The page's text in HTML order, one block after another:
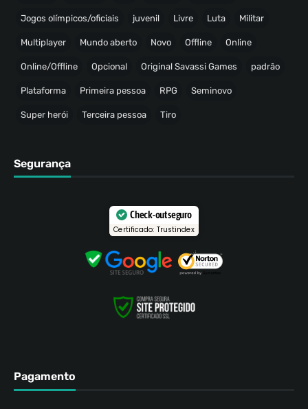
Jogos olímpicos/oficiais juvenil Livre Luta Militar
Multiplayer Mundo aberto Novo Offline Online
Online/Offline Opcional Original Savassi Games padrão
Plataforma Primeira pessoa RPG Seminovo
Super herói Terceira pessoa Tiro
Segurança
Check-out seguro
Certificado: Trustindex
Pagamento